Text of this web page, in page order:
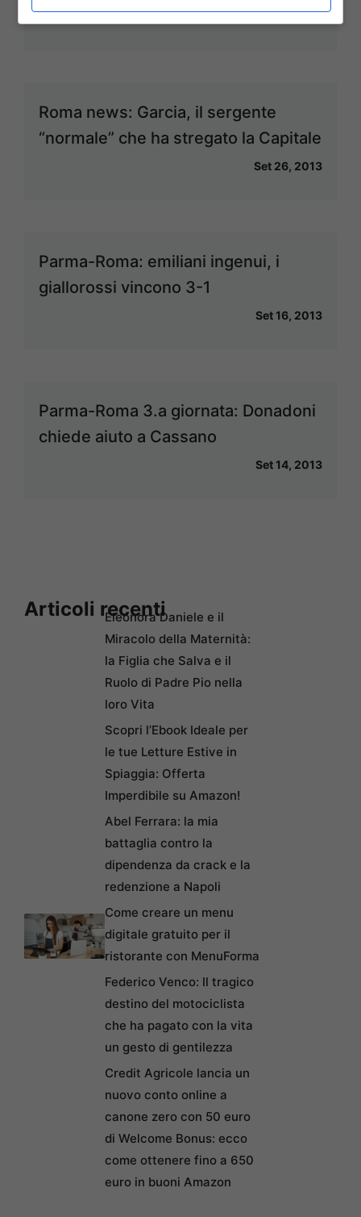
Set 30, 2013
Roma news: Garcia, il sergente
“normale” che ha stregato la Capitale
Set 26, 2013
Parma-Roma: emiliani ingenui, i
giallorossi vincono 3-1
Set 16, 2013
Parma-Roma 3.a giornata: Donadoni
chiede aiuto a Cassano
Set 14, 2013
Articoli recentiEleonora Daniele e il
Miracolo della Maternità:
la Figlia che Salva e il
Ruolo di Padre Pio nella
loro Vita
Scopri l’Ebook Ideale per
le tue Letture Estive in
Spiaggia: Offerta
Imperdibile su Amazon!
Abel Ferrara: la mia
battaglia contro la
dipendenza da crack e la
redenzione a Napoli
Come creare un menu
digitale gratuito per il
ristorante con MenuForma
Federico Venco: Il tragico
destino del motociclista
che ha pagato con la vita
un gesto di gentilezza
Credit Agricole lancia un
nuovo conto online a
canone zero con 50 euro
di Welcome Bonus: ecco
come ottenere fino a 650
euro in buoni Amazon